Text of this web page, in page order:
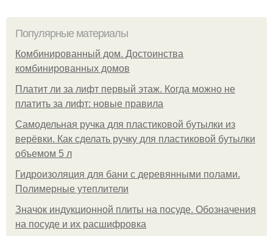
Популярные материалы
Комбинированный дом. Достоинства
комбинированных домов
Платит ли за лифт первый этаж. Когда можно не
платить за лифт: новые правила
Самодельная ручка для пластиковой бутылки из
верёвки. Как сделать ручку для пластиковой бутылки
объемом 5 л
Гидроизоляция для бани с деревянными полами.
Полимерные утеплители
Значок индукционной плиты на посуде. Обозначения
на посуде и их расшифровка